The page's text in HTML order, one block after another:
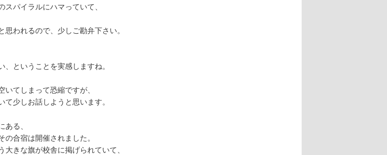
パイラルにハマっていて、
われるので、少しご勘弁下さい。
ということを実感しますね。
てしまって恐縮ですが、
少しお話しようと思います。
る、
合宿は開催されました。
きな旗が校舎に掲げられていて、